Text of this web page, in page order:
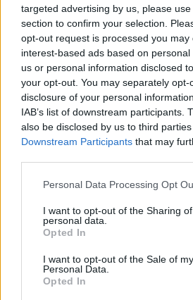
targeted advertising by us, please
section to confirm your selection.
opt-out request is processed you may
interest-based ads based on
us or personal information disclosed
your opt-out. You may separately
disclosure of your personal
IAB’s list of downstream participants.
also be disclosed by us to third
Downstream Participants that may
Please note that this website/app
not limited to your visit or usage
grant or deny consent to Google and
use your data for below specified
consent section.
Personal Data Processing Opt
I want to opt-out of the Sharing
personal data.
Opted In
I want to opt-out of the Sale of my
Personal Data.
Opted In
Τι σημαίνουν οι καφέ άκρες στα
πότισμα